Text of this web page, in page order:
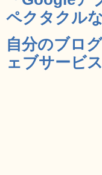
ペクタクル
自分のブロ
ェブサービ